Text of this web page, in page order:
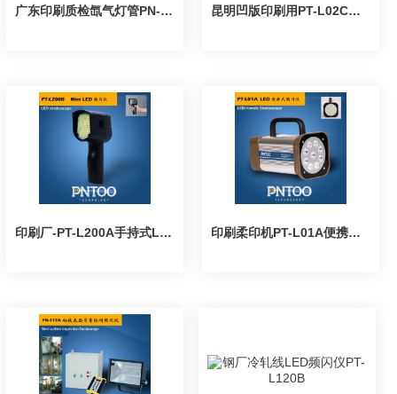
广东印刷质检氙气灯管PN-03C充电式频闪灯 昆明凹版印刷用PT-L02C高亮固定式LED频闪仪
印刷厂-PT-L200A手持式LED频闪仪 印刷柔印机PT-L01A便携式LED频闪仪